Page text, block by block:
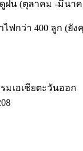
น (ตุลาคม -มีนาค
ไฟกว่า 400 ลูก (ยั
มเอเชียตะวันออก